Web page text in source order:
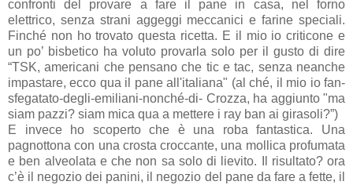
confronti del provare a fare il pane in casa, nel forno
elettrico, senza strani aggeggi meccanici e farine speciali.
Finché non ho trovato questa ricetta. E il mio io criticone e
un po’ bisbetico ha voluto provarla solo per il gusto di dire
“TSK, americani che pensano che tic e tac, senza neanche
impastare, ecco qua il pane all'italiana" (al ché, il mio io fan-
sfegatato-degli-emiliani-nonché-di- Crozza, ha aggiunto "ma
siam pazzi? siam mica qua a mettere i ray ban ai girasoli?”)
E invece ho scoperto che è una roba fantastica. Una
pagnottona con una crosta croccante, una mollica profumata
e ben alveolata e che non sa solo di lievito. Il risultato? ora
c’è il negozio dei panini, il negozio del pane da fare a fette, il